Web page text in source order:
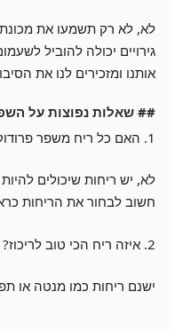
לא, לא רק תשמעו את
גירויים יכולה להוביל
אותנו ומזכירים לנו את
## שאלות נפוצות על
1. האם כל ריח משפר פרודוקטיביות?
לא, יש ריחות שיכולים
חשוב לבחור את הריחות
2. איזה ריח הכי טוב לריכוז?
ישנם ריחות כמו מנטה או